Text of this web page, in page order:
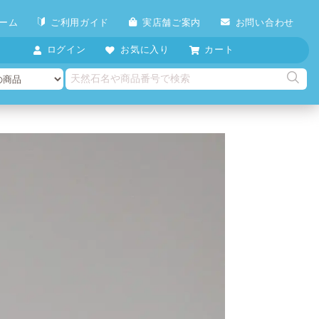
ム ご利用ガイド 実店舗ご案内 お問い合わせ
ログイン お気に入り カート